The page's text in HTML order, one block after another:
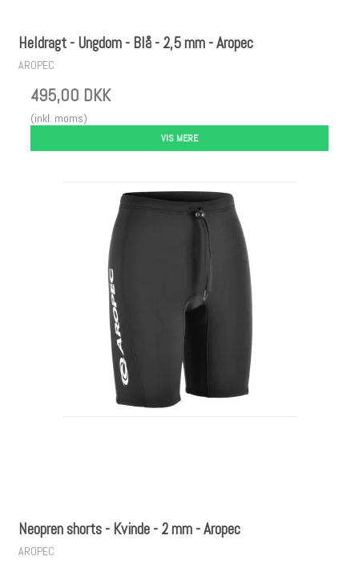
Heldragt - Ungdom - Blå - 2,5 mm - Aropec
AROPEC
495,00 DKK
(inkl. moms)
VIS MERE
Neopren shorts - Kvinde - 2 mm - Aropec
AROPEC